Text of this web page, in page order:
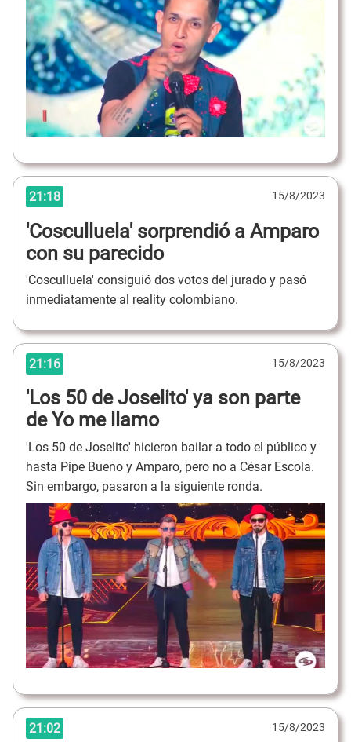
21:18 15/8/2023
'Cosculluela' sorprendió a Amparo
con su parecido
'Cosculluela' consiguió dos votos del jurado y pasó
inmediatamente al reality colombiano.
21:16 15/8/2023
'Los 50 de Joselito' ya son parte
de Yo me llamo
'Los 50 de Joselito' hicieron bailar a todo el público y
hasta Pipe Bueno y Amparo, pero no a César Escola.
Sin embargo, pasaron a la siguiente ronda.
21:02 15/8/2023